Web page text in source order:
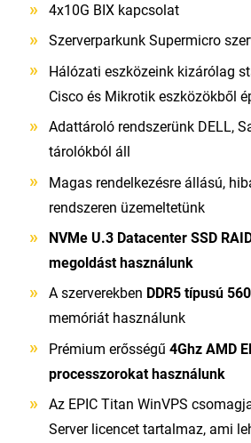
4x10G BIX kapcsolat
Szerverparkunk Supermicro
Hálózati eszközeink kizárólag
Cisco és Mikrotik eszközökből
Adattároló rendszerünk DELL,
tárolókból áll
Magas rendelkezésre állású,
rendszeren üzemeltetünk
NVMe U.3 Datacenter SSD
megoldást használunk
A szerverekben DDR5 típusú
memóriát használunk
Prémium erősségű 4Ghz AMD
processzorokat használunk
Az EPIC Titan WinVPS
Server licencet tartalmaz, ami